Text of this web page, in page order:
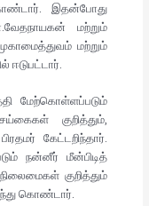
இதன்போது
மற்றும்
மற்றும்
ஈடுபட்டார்.
மேற்கொள்ளப்படும்
குறித்தும்,
கேட்டறிந்தார்.
நன்னீர் மீன்பிடித்
குறித்தும்
கொண்டார்.